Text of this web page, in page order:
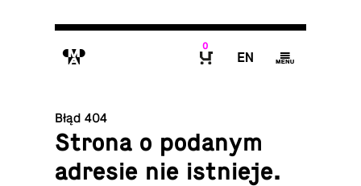
M
0
E g
Błąd 404
Strona o podanym
adresie nie istnieje.